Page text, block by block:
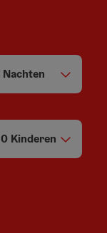
Nachten
0 Kinderen